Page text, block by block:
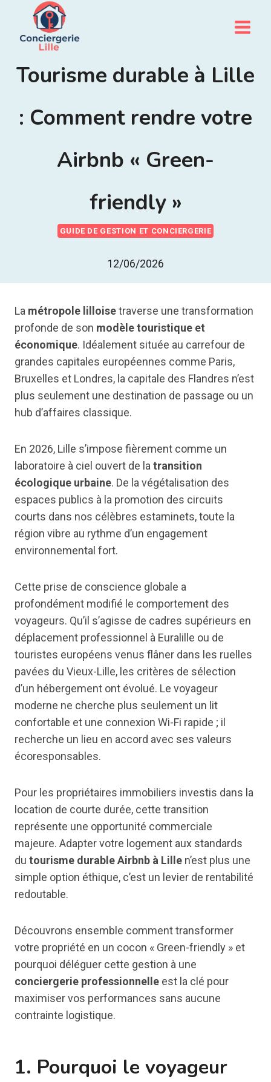
contenu
Tourisme durable à Lille
: Comment rendre votre
Airbnb « Green-
friendly »
GUIDE DE GESTION ET CONCIERGERIE
12/06/2026
La métropole lilloisetraverse une transformation
profonde de son modèle touristique et
économique. Idéalement située au carrefour de
grandes capitales européennes comme Paris,
Bruxelles et Londres, la capitale des Flandres n’est
plus seulement une destination de passage ou un
hub d’affaires classique.
En 2026, Lille s’impose fièrement comme un
laboratoire à ciel ouvert de la transition
écologique urbaine. De la végétalisation des
espaces publics à la promotion des circuits
courts dans nos célèbres estaminets, toute la
région vibre au rythme d’un engagement
environnemental fort.
Cette prise de conscience globale a
profondément modifié le comportement des
voyageurs. Qu’il s’agisse de cadres supérieurs en
déplacement professionnel à Euralille ou de
touristes européens venus flâner dans les ruelles
pavées du Vieux-Lille, les critères de sélection
d’un hébergement ont évolué. Le voyageur
moderne ne cherche plus seulement un lit
confortable et une connexion Wi-Fi rapide ; il
recherche un lieu en accord avec ses valeurs
écoresponsables.
Pour les propriétaires immobiliers investis dans la
location de courte durée, cette transition
représente une opportunité commerciale
majeure. Adapter votre logement aux standards
du tourisme durable Airbnb à Lille n’est plus une
simple option éthique, c’est un levier de rentabilité
redoutable.
Découvrons ensemble comment transformer
votre propriété en un cocon « Green-friendly » et
pourquoi déléguer cette gestion à une
conciergerie professionnelle est la clé pour
maximiser vos performances sans aucune
contrainte logistique.
1. Pourquoi le voyageur